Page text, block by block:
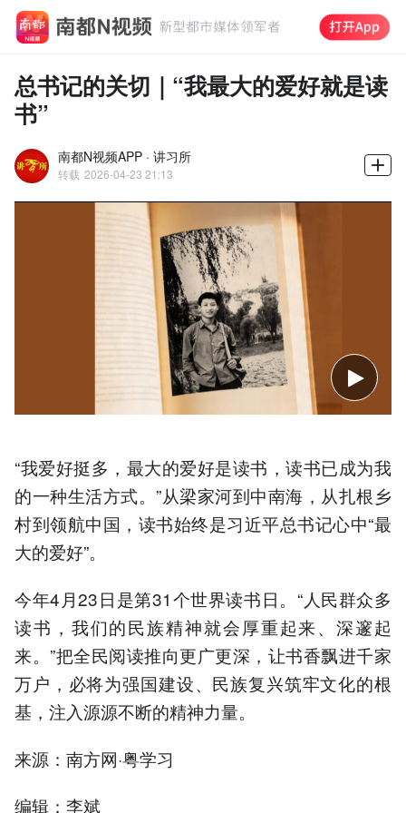
总书记的关切｜“我最大的爱好就是读
书”
南都N视频APP · 讲习所
转载 2026-04-23 21:13
“我爱好挺多，最大的爱好是读书，读书已成为我
的一种生活方式。”从梁家河到中南海，从扎根乡
村到领航中国，读书始终是习近平总书记心中“最
大的爱好”。
今年4月23日是第31个世界读书日。“人民群众多
读书，我们的民族精神就会厚重起来、深邃起
来。”把全民阅读推向更广更深，让书香飘进千家
万户，必将为强国建设、民族复兴筑牢文化的根
基，注入源源不断的精神力量。
来源：南方网·粤学习
编辑：李斌